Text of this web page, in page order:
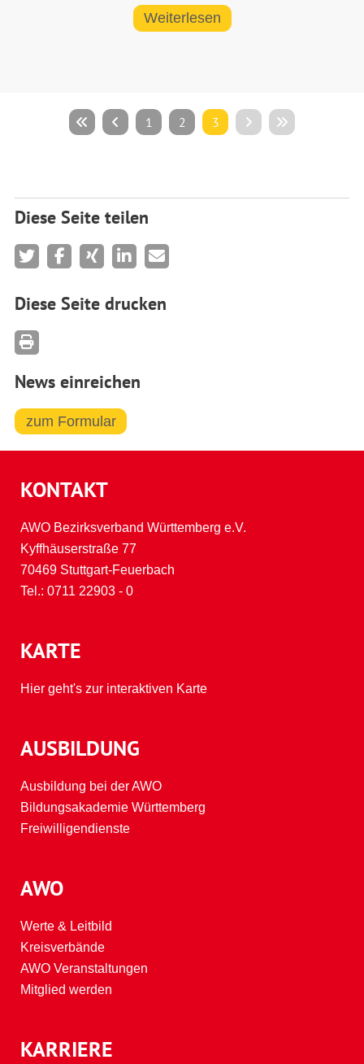
Weiterlesen
1 2 3
Diese Seite teilen
Diese Seite drucken
News einreichen
zum Formular
AUSBILDUNG
Ausbildung bei der AWO
Bildungsakademie Württemberg
Freiwilligendienste
AWO
Werte & Leitbild
Kreisverbände
AWO Veranstaltungen
Mitglied werden
KONTAKT
AWO Bezirksverband Württemberg e.V.
Kyffhäuserstraße 77
70469 Stuttgart-Feuerbach
Tel.: 0711 22903 - 0
KARRIERE
KARTE
Hier geht's zur interaktiven Karte